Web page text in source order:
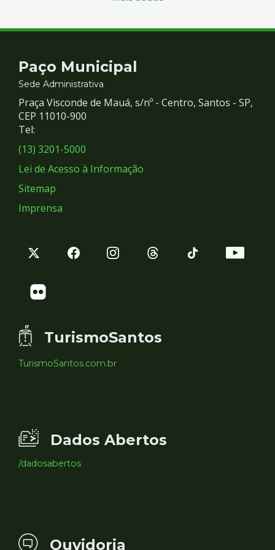
Contato
e
Redes
Sociais
Paço Municipal
Sede Administrativa
Praça Visconde de Mauá, s/nº - Centro, Santos - SP,
CEP 11010-900
Tel:
(13) 3201-5000
Lei de Acesso à Informação
Sitemap
Imprensa
TurismoSantos
TurismoSantos.com.br
Dados Abertos
/dadosabertos
Ouvidoria